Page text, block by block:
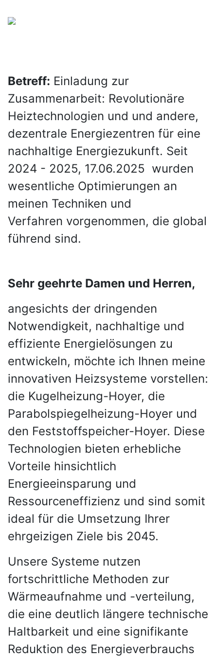
Betreff: Einladung zur
Zusammenarbeit: Revolutionäre
Heiztechnologien und und andere,
dezentrale Energiezentren für eine
nachhaltige Energiezukunft. Seit
2024 - 2025, 17.06.2025 wurden
wesentliche Optimierungen an
meinen Techniken und
Verfahren vorgenommen, die global
führend sind.
Sehr geehrte Damen und Herren,
angesichts der dringenden
Notwendigkeit, nachhaltige und
effiziente Energielösungen zu
entwickeln, möchte ich Ihnen meine
innovativen Heizsysteme vorstellen:
die Kugelheizung-Hoyer, die
Parabolspiegelheizung-Hoyer und
den Feststoffspeicher-Hoyer. Diese
Technologien bieten erhebliche
Vorteile hinsichtlich
Energieeinsparung und
Ressourceneffizienz und sind somit
ideal für die Umsetzung Ihrer
ehrgeizigen Ziele bis 2045.
Unsere Systeme nutzen
fortschrittliche Methoden zur
Wärmeaufnahme und -verteilung,
die eine deutlich längere technische
Haltbarkeit und eine signifikante
Reduktion des Energieverbrauchs